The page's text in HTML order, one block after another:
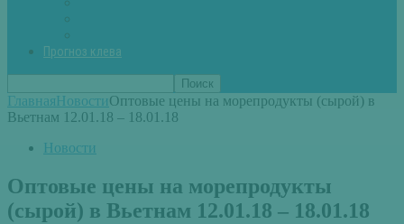
Прогноз клева
ГлавнаяНовостиОптовые цены на морепродукты (сырой) в
Вьетнам 12.01.18 – 18.01.18
Новости
Оптовые цены на морепродукты
(сырой) в Вьетнам 12.01.18 – 18.01.18